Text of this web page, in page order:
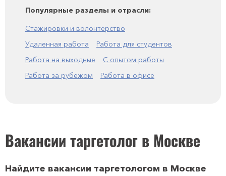
Популярные разделы и отрасли:
Стажировки и волонтерство
Удаленная работа
Работа для студентов
Работа на выходные
С опытом работы
Работа за рубежом
Работа в офисе
Вакансии таргетолог в Москве
Найдите вакансии таргетологом в Москве